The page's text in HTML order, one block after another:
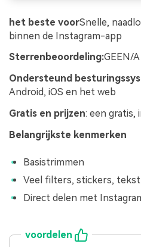
het beste voorSnelle,
binnen de Instagram-app
Sterrenbeoordeling:GEEN/A
Ondersteund
Android, iOS en het web
Gratis en prijzen: een gratis,
Belangrijkste kenmerken
Basistrimmen
Veel filters, stickers,
Direct delen met
voordelen